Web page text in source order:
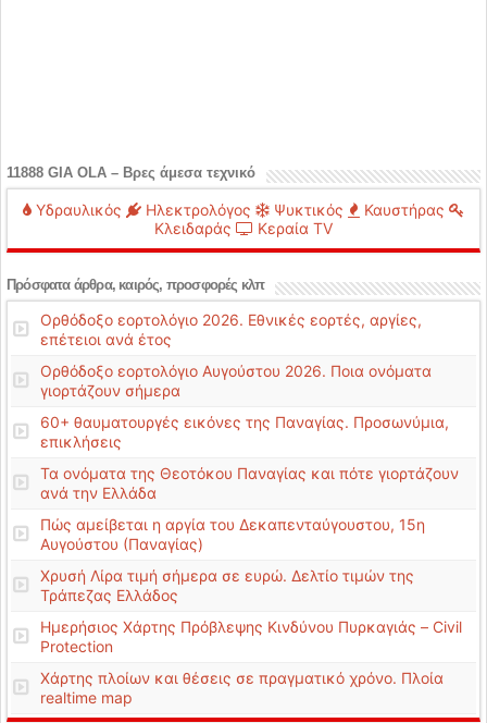
11888 GIA OLA – Βρες άμεσα τεχνικό
Υδραυλικός Ηλεκτρολόγος Ψυκτικός
Καυστήρας
Κλειδαράς
Κεραία TV
Πρόσφατα άρθρα, καιρός, προσφορές κλπ
Ορθόδοξο εορτολόγιο 2026. Εθνικές εορτές, αργίες,
επέτειοι ανά έτος
Ορθόδοξο εορτολόγιο Αυγούστου 2026. Ποια ονόματα
γιορτάζουν σήμερα
60+ θαυματουργές εικόνες της Παναγίας. Προσωνύμια,
επικλήσεις
Τα ονόματα της Θεοτόκου Παναγίας και πότε γιορτάζουν
ανά την Ελλάδα
Πώς αμείβεται η αργία του Δεκαπενταύγουστου, 15η
Αυγούστου (Παναγίας)
Χρυσή Λίρα τιμή σήμερα σε ευρώ. Δελτίο τιμών της
Τράπεζας Ελλάδος
Ημερήσιος Χάρτης Πρόβλεψης Κινδύνου Πυρκαγιάς – Civil
Protection
Χάρτης πλοίων και θέσεις σε πραγματικό χρόνο. Πλοία
realtime map